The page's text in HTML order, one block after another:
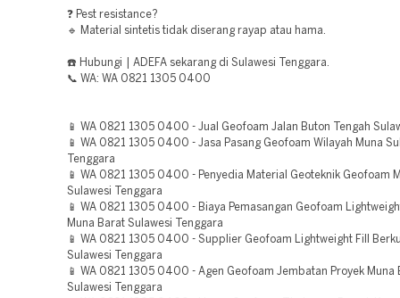
❓ Pest resistance?
🔹 Material sintetis tidak diserang rayap atau hama.
☎️ Hubungi | ADEFA sekarang di Sulawesi Tenggara.
📞 WA: WA 0821 1305 0400
📱 WA 0821 1305 0400 - Jual Geofoam Jalan Buton Tengah
📱 WA 0821 1305 0400 - Jasa Pasang Geofoam Wilayah Muna
Tenggara
📱 WA 0821 1305 0400 - Penyedia Material Geoteknik Geofoam
Sulawesi Tenggara
📱 WA 0821 1305 0400 - Biaya Pemasangan Geofoam
Muna Barat Sulawesi Tenggara
📱 WA 0821 1305 0400 - Supplier Geofoam Lightweight Fill
Sulawesi Tenggara
📱 WA 0821 1305 0400 - Agen Geofoam Jembatan Proyek Muna
Sulawesi Tenggara